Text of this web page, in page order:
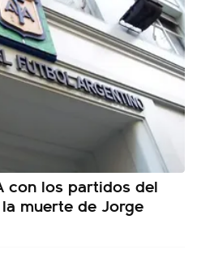
con los partidos del
muerte de Jorge